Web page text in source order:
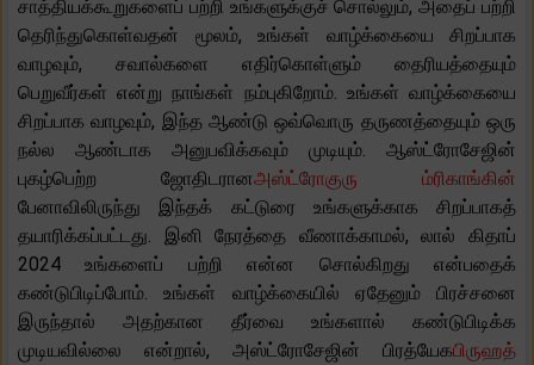
சாத்தியக்கூறுகளைப் பற்றி உங்களுக்குச் சொல்லும், அதைப் பற்றி
தெரிந்துகொள்வதன் மூலம், உங்கள் வாழ்க்கையை சிறப்பாக
வாழவும், சவால்களை எதிர்கொள்ளும் தைரியத்தையும்
பெறுவீர்கள் என்று நாங்கள் நம்புகிறோம். உங்கள் வாழ்க்கையை
சிறப்பாக வாழவும், இந்த ஆண்டு ஒவ்வொரு தருணத்தையும் ஒரு
நல்ல ஆண்டாக அனுபவிக்கவும் முடியும். ஆஸ்ட்ரோசேஜின்
புகழ்பெற்ற ஜோதிடரானஅஸ்ட்ரோகுரு ம்ரிகாங்கின்
பேனாவிலிருந்து இந்தக் கட்டுரை உங்களுக்காக சிறப்பாகத்
தயாரிக்கப்பட்டது. இனி நேரத்தை வீணாக்காமல், லால் கிதாப்
2024 உங்களைப் பற்றி என்ன சொல்கிறது என்பதைக்
கண்டுபிடிப்போம். உங்கள் வாழ்க்கையில் ஏதேனும் பிரச்சனை
இருந்தால் அதற்கான தீர்வை உங்களால் கண்டுபிடிக்க
முடியவில்லை என்றால், அஸ்ட்ரோசேஜின் பிரத்யேகபிருஹத்